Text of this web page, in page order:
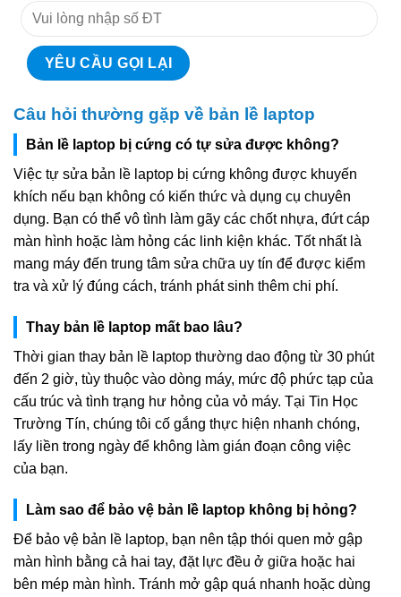
Câu hỏi thường gặp về bản lề laptop
Bản lề laptop bị cứng có tự sửa được không?
Việc tự sửa bản lề laptop bị cứng không được khuyến
khích nếu bạn không có kiến thức và dụng cụ chuyên
dụng. Bạn có thể vô tình làm gãy các chốt nhựa, đứt cáp
màn hình hoặc làm hỏng các linh kiện khác. Tốt nhất là
mang máy đến trung tâm sửa chữa uy tín để được kiểm
tra và xử lý đúng cách, tránh phát sinh thêm chi phí.
Thay bản lề laptop mất bao lâu?
Thời gian thay bản lề laptop thường dao động từ 30 phút
đến 2 giờ, tùy thuộc vào dòng máy, mức độ phức tạp của
cấu trúc và tình trạng hư hỏng của vỏ máy. Tại Tin Học
Trường Tín, chúng tôi cố gắng thực hiện nhanh chóng,
lấy liền trong ngày để không làm gián đoạn công việc
của bạn.
Làm sao để bảo vệ bản lề laptop không bị hỏng?
Để bảo vệ bản lề laptop, bạn nên tập thói quen mở gập
màn hình bằng cả hai tay, đặt lực đều ở giữa hoặc hai
bên mép màn hình. Tránh mở gập quá nhanh hoặc dùng